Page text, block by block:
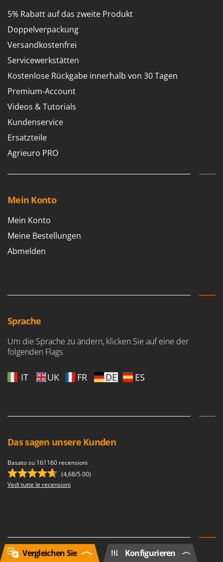
5% Rabatt auf das zweite Produkt
Doppelverpackung
Versandkostenfrei
Servicewerkstätten
Kostenlose Rückgabe innerhalb von 30 Tagen
Premium-Account
Videos & Tutorials
Kundenservice
Ersatzteile
Agrieuro PRO
Mein Konto
Mein Konto
Meine Bestellungen
Abmelden
Sprache
Um die Sprache zu ändern, klicken Sie auf eine der
folgenden Flags
IT UK FR DE ES
Das sagen unsere Kunden
Basato su 161160 recensioni
(4,68/5.00)
Vedi tutte le recensioni
Konfigurieren
Vergleichen Sie